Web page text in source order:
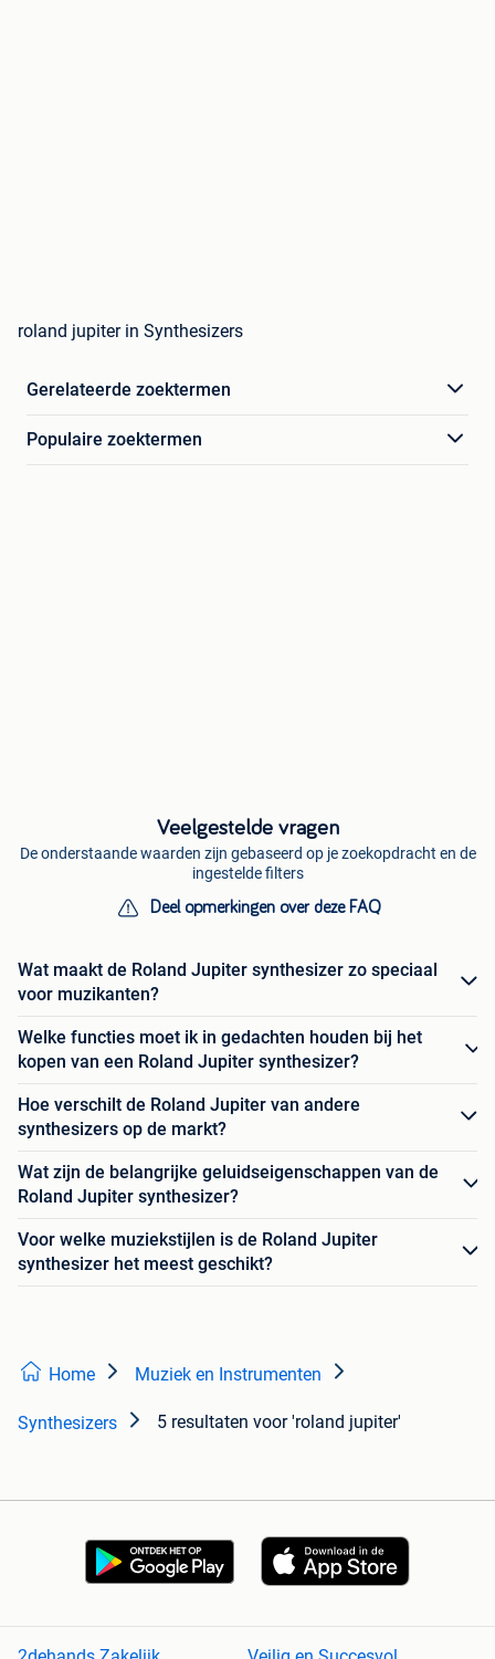
roland jupiter in Synthesizers
Gerelateerde zoektermen
Populaire zoektermen
Veelgestelde vragen
De onderstaande waarden zijn gebaseerd op je zoekopdracht en de
ingestelde filters
Deel opmerkingen over deze FAQ
Wat maakt de Roland Jupiter synthesizer zo speciaal
voor muzikanten?
Welke functies moet ik in gedachten houden bij het
kopen van een Roland Jupiter synthesizer?
Hoe verschilt de Roland Jupiter van andere
synthesizers op de markt?
Wat zijn de belangrijke geluidseigenschappen van de
Roland Jupiter synthesizer?
Voor welke muziekstijlen is de Roland Jupiter
synthesizer het meest geschikt?
Home Muziek en Instrumenten
Synthesizers 5 resultaten voor 'roland jupiter'